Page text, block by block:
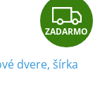
Z
A
ZADARMO
dvere, šírka